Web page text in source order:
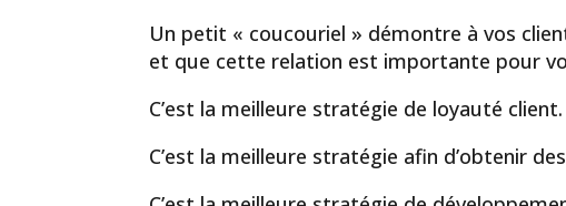
Un petit « coucouriel » démontre à vos
et que cette relation est importante pour
C’est la meilleure stratégie de loyauté client.
C’est la meilleure stratégie afin d’obtenir